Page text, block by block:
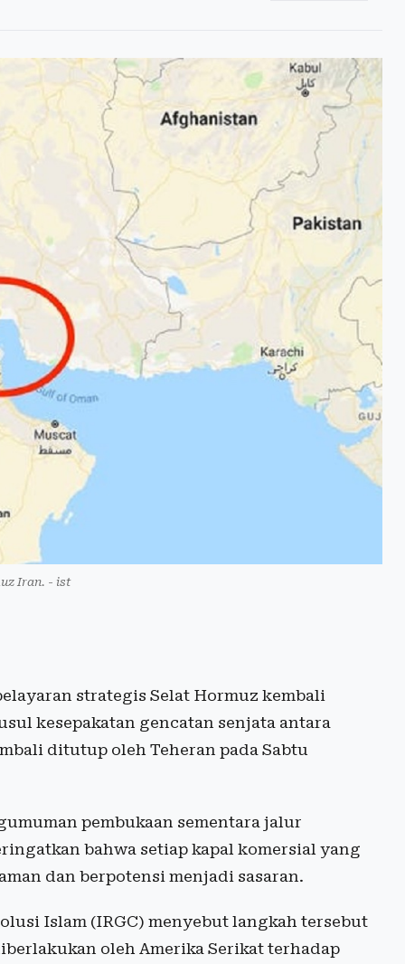
Iran. - ist
strategis Selat Hormuz kembali
kesepakatan gencatan senjata antara
ditutup oleh Teheran pada Sabtu
pembukaan sementara jalur
bahwa setiap kapal komersial yang
dan berpotensi menjadi sasaran.
Islam (IRGC) menyebut langkah tersebut
oleh Amerika Serikat terhadap